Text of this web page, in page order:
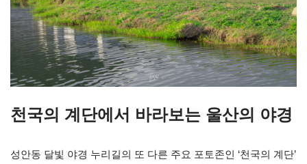
천국의 계단에서 바라보는 울산의 야경
성안동 달빛 야경 누리길의 또 다른 주요 포토존인 ‘천국의 계단’